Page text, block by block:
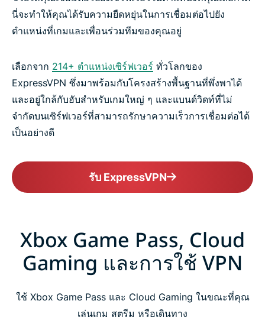
นี่จะทำให้คุณได้รับความยืดหยุ่นในการเชื่อมต่อไปยัง
ตำแหน่งที่เกมและเพื่อนร่วมทีมของคุณอยู่
เลือกจาก 214+ ตำแหน่งเซิร์ฟเวอร์ ทั่วโลกของ
ExpressVPN ซึ่งมาพร้อมกับโครงสร้างพื้นฐานที่พึ่งพาได้
และอยู่ใกล้กับฮับสำหรับเกมใหญ่ ๆ และแบนด์วิดท์ที่ไม่
จำกัดบนเซิร์ฟเวอร์ที่สามารถรักษาความเร็วการเชื่อมต่อได้
เป็นอย่างดี
รับ ExpressVPN
Xbox Game Pass, Cloud
Gaming และการใช้ VPN
ใช้ Xbox Game Pass และ Cloud Gaming ในขณะที่คุณ
เล่นเกม สตรีม หรือเดินทาง